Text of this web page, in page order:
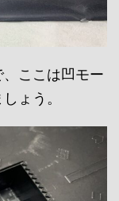
ここは凹モー
ょう。